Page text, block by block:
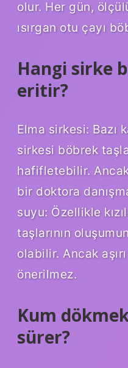
olur. Her gün,
ısırgan otu çayı
Hangi sirke
eritir?
Elma sirkesi: Bazı
sirkesi böbrek
hafifletebilir.
bir doktora
suyu: Özellikle
taşlarının
olabilir. Ancak
önerilmez.
Kum
sürer?